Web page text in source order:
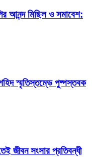
আনন্দ মিছিল ও সমাবেশ:
স্মৃতিস্তম্ভে পুষ্পস্তবক
জীবন সংসার প্রতিবন্ধী